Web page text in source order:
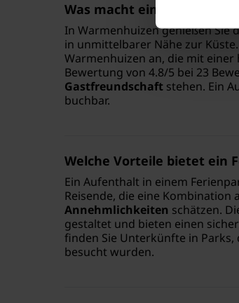
Was macht einen Urlaub in
In Warmenhuizen genießen Sie
in unmittelbarer Nähe zur
Warmenhuizen an, die mit
Bewertung von 4.8/5 bei 23
Gastfreundschaftstehen. Ein
buchbar.
Welche Vorteile bietet ein
Ein Aufenthalt in einem
Reisende, die eine Kombination
Annehmlichkeiten schätzen.
gestaltet und bieten einen
finden Sie Unterkünfte in
besucht wurden.